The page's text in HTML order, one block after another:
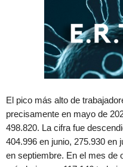
El pico más alto de
precisamente en mayo de
498.820. La cifra fue
404.996 en junio, 275.930 en
en septiembre. En el mes de